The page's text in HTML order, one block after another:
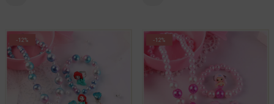
-12% -12%